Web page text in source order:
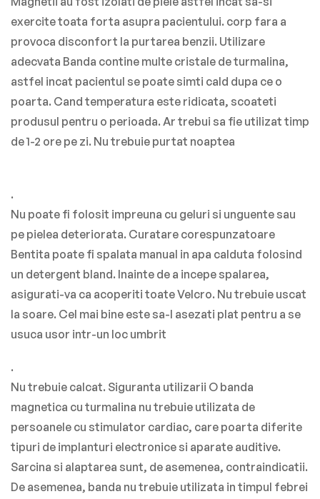
exercite toata forta asupra pacientului. corp fara a
provoca disconfort la purtarea benzii. Utilizare
adecvata Banda contine multe cristale de turmalina,
astfel incat pacientul se poate simti cald dupa ce o
poarta. Cand temperatura este ridicata, scoateti
produsul pentru o perioada. Ar trebui sa fie utilizat timp
de1-2 ore pe zi. Nu trebuie purtat noaptea
.
Nu poate fi folosit impreuna cu geluri si unguente sau
pe pielea deteriorata. Curatare corespunzatoare
Bentita poate fi spalata manual in apa calduta folosind
un detergent bland. Inainte de a incepe spalarea,
asigurati-va ca acoperiti toate Velcro. Nu trebuie uscat
la soare. Cel mai bine este sa-l asezati plat pentru a se
usuca usor intr-un loc umbrit
.
Nu trebuie calcat. Siguranta utilizarii O banda
magnetica cu turmalina nu trebuie utilizata de
persoanele cu stimulator cardiac, care poarta diferite
tipuri de implanturi electronice si aparate auditive.
Sarcina si alaptarea sunt, de asemenea, contraindicatii.
De asemenea, banda nu trebuie utilizata in timpul febrei